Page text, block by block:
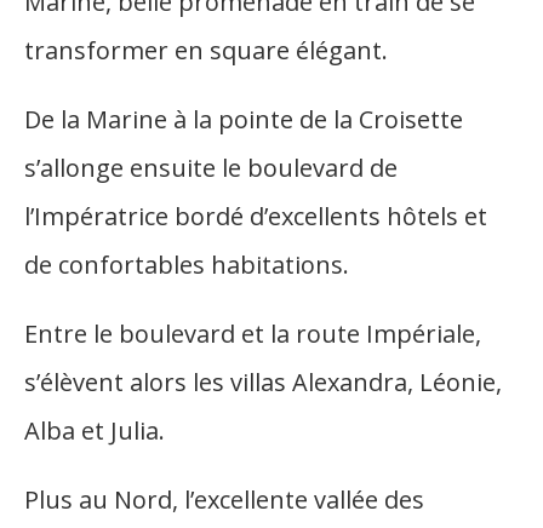
transformer en square élégant.
De la Marine à la pointe de la Croisette
s’allonge ensuite le boulevard de
l’Impératrice bordé d’excellents hôtels et
de confortables habitations.
Entre le boulevard et la route Impériale,
s’élèvent alors les villas Alexandra, Léonie,
Alba et Julia.
Plus au Nord, l’excellente vallée des